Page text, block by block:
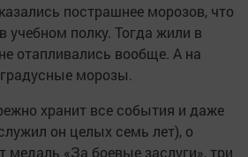
пострашнее морозов, что
учебном полку. Тогда жили в
отапливались вообще. А на
морозы.
хранит все события и даже
он целых семь лет), о
«За боевые заслуги», три